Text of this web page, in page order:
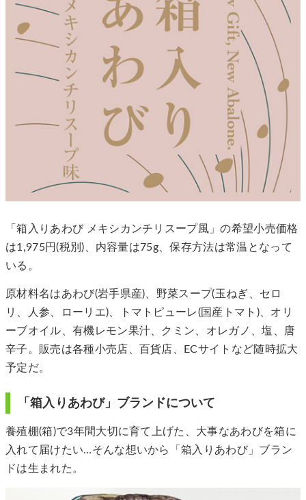
「箱入りあわび メキシカンチリスープ風」の希望小売価格
は1,975円(税別)、内容量は75g、保存方法は常温となって
いる。
原材料名はあわび(岩手県産)、野菜スープ(玉ねぎ、セロ
リ、人参、ローリエ)、トマトピューレ(国産トマト)、オリ
ーブオイル、有機レモン果汁、クミン、オレガノ、塩、唐
辛子。販売は各種小売店、百貨店、ECサイトなど随時拡大
予定だ。
「箱入りあわび」ブランドについて
養殖棚(箱)で3年間大切に育て上げた、大事なあわびを箱に
入れて届けたい…そんな想いから「箱入りあわび」ブラン
ドは生まれた。